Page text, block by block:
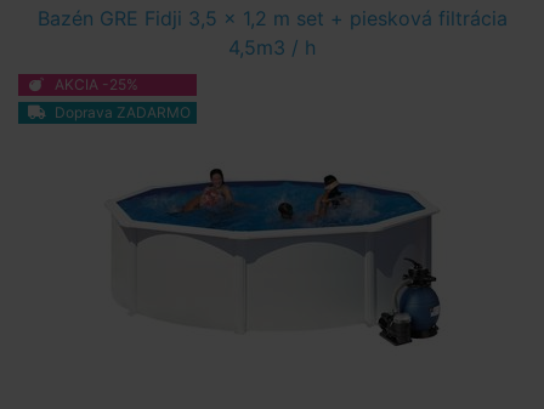
Bazén GRE Fidji 3,5 x 1,2 m set + piesková filtrácia
4,5m3 / h
AKCIA -25%
Doprava ZADARMO